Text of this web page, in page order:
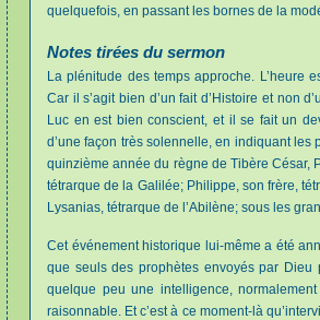
quelquefois, en passant les bornes de la
Notes tirées du sermon
La plénitude des temps approche. L’heure
Car il s’agit bien d’un fait d’Histoire et non
Luc en est bien conscient, et il se fait un
d’une façon très solennelle, en indiquant
quinzième année du règne de Tibère César,
tétrarque de la Galilée; Philippe, son frère,
Lysanias, tétrarque de l’Abilène; sous les
Cet événement historique lui-même a été
que seuls des prophètes envoyés par
quelque peu une intelligence,
raisonnable. Et c’est à ce moment-là